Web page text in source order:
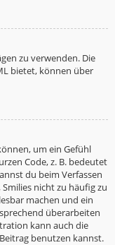
zu verwenden. Die
bietet, können über
um ein Gefühl
Code, z. B. bedeutet
du beim Verfassen
nicht zu häufig zu
machen und ein
überarbeiten
kann auch die
benutzen kannst.